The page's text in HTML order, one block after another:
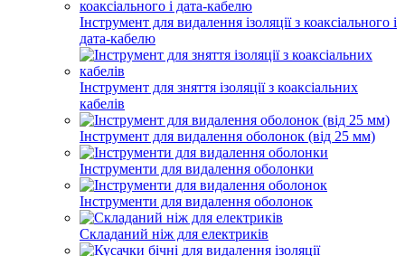
Інструмент для видалення ізоляції з коаксіального і
дата-кабелю
Інструмент для зняття ізоляції з коаксіальних
кабелів
Інструмент для видалення оболонок (від 25 мм)
Інструменти для видалення оболонки
Інструменти для видалення оболонок
Складаний ніж для електриків